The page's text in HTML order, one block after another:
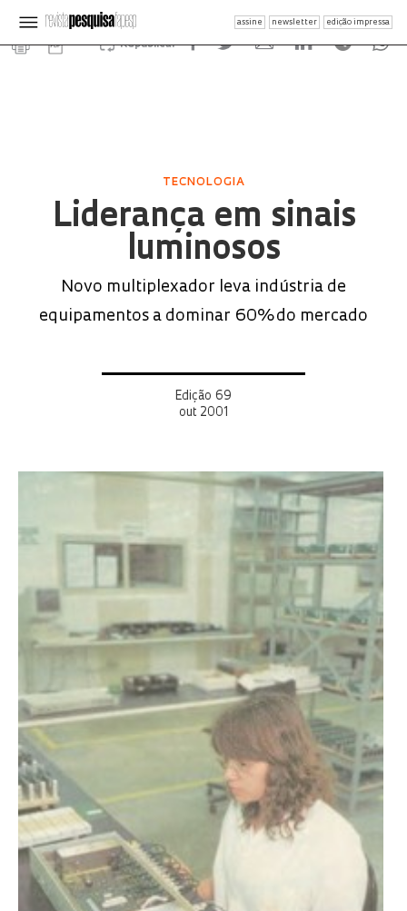
assine newsletter edição impressa
Republicar
TECNOLOGIA
Liderança em sinais
luminosos
Novo multiplexador leva indústria de
equipamentos a dominar 60% do mercado
Edição 69
out 2001